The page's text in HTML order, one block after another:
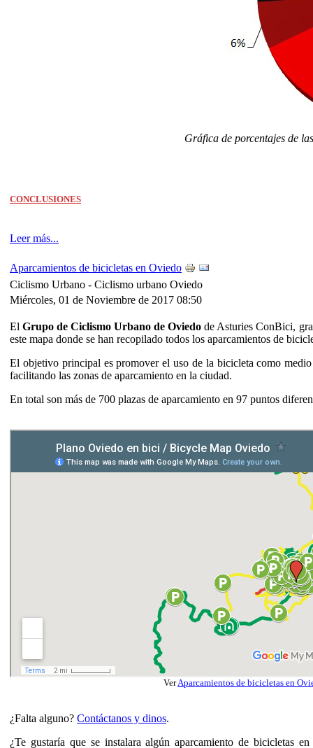
Gráfica de porcentajes de
CONCLUSIONES
Leer más...
Aparcamientos de bicicletas en Oviedo
Ciclismo Urbano - Ciclismo urbano Oviedo
Miércoles, 01 de Noviembre de 2017 08:50
ElGrupo de Ciclismo Urbano de Oviedo de Asturies ConBici,
este mapa donde se han recopilado todos los aparcamientos de
El objetivo principal es promover el uso de la bicicleta como
facilitando las zonas de aparcamiento en la ciudad.
En total son más de 700 plazas de aparcamiento en 97 puntos
VerAparcamientos de bicicletas en
¿Falta alguno? Contáctanos y dinos.
¿Te gustaría que se instalara algún aparcamiento de bicicletas